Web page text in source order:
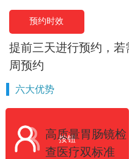
提前三天进行预约，
周预约
预约时效
六大优势
高质量胃肠镜检
查医疗双标准
按钮